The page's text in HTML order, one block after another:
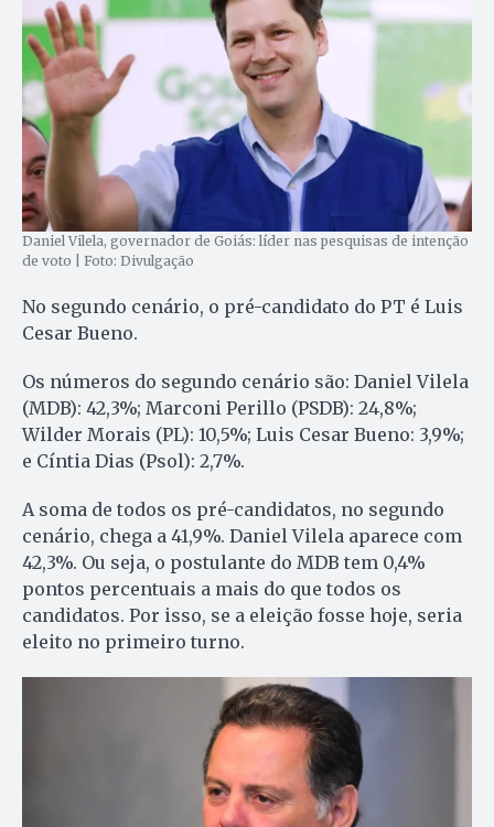
Daniel Vilela, governador de Goiás: líder nas pesquisas de intenção
de voto | Foto: Divulgação
No segundo cenário, o pré-candidato do PT é Luis
Cesar Bueno.
Os números do segundo cenário são: Daniel Vilela
(MDB): 42,3%; Marconi Perillo (PSDB): 24,8%;
Wilder Morais (PL): 10,5%; Luis Cesar Bueno: 3,9%;
e Cíntia Dias (Psol): 2,7%.
A soma de todos os pré-candidatos, no segundo
cenário, chega a 41,9%. Daniel Vilela aparece com
42,3%. Ou seja, o postulante do MDB tem 0,4%
pontos percentuais a mais do que todos os
candidatos. Por isso, se a eleição fosse hoje, seria
eleito no primeiro turno.